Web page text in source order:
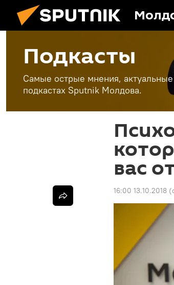
Подкасты
Самые острые мнения,
подкастах Sputnik Молдова.
вас
16:00 13.10.2018